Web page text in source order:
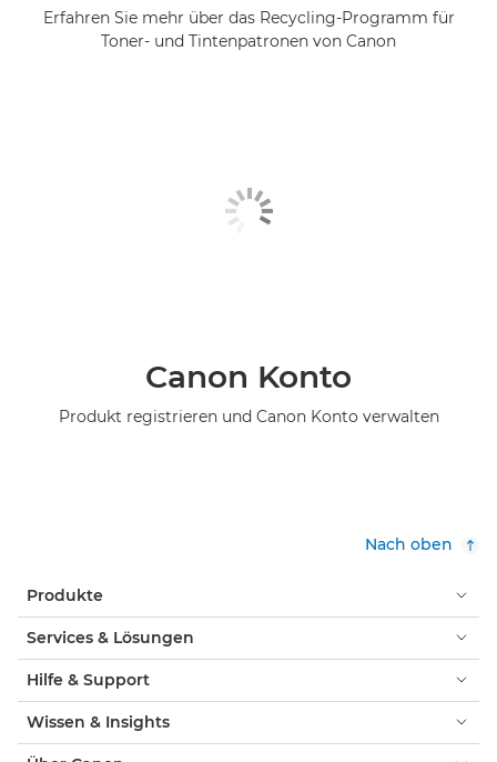
Erfahren Sie mehr über das Recycling-Programm für
Toner- und Tintenpatronen von Canon
Canon Konto
Produkt registrieren und Canon Konto verwalten
Nach oben
Produkte
Services & Lösungen
Hilfe & Support
Wissen & Insights